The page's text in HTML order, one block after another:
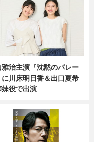
雅治主演『沈黙のパレー
に川床明日香＆出口夏希
妹役で出演